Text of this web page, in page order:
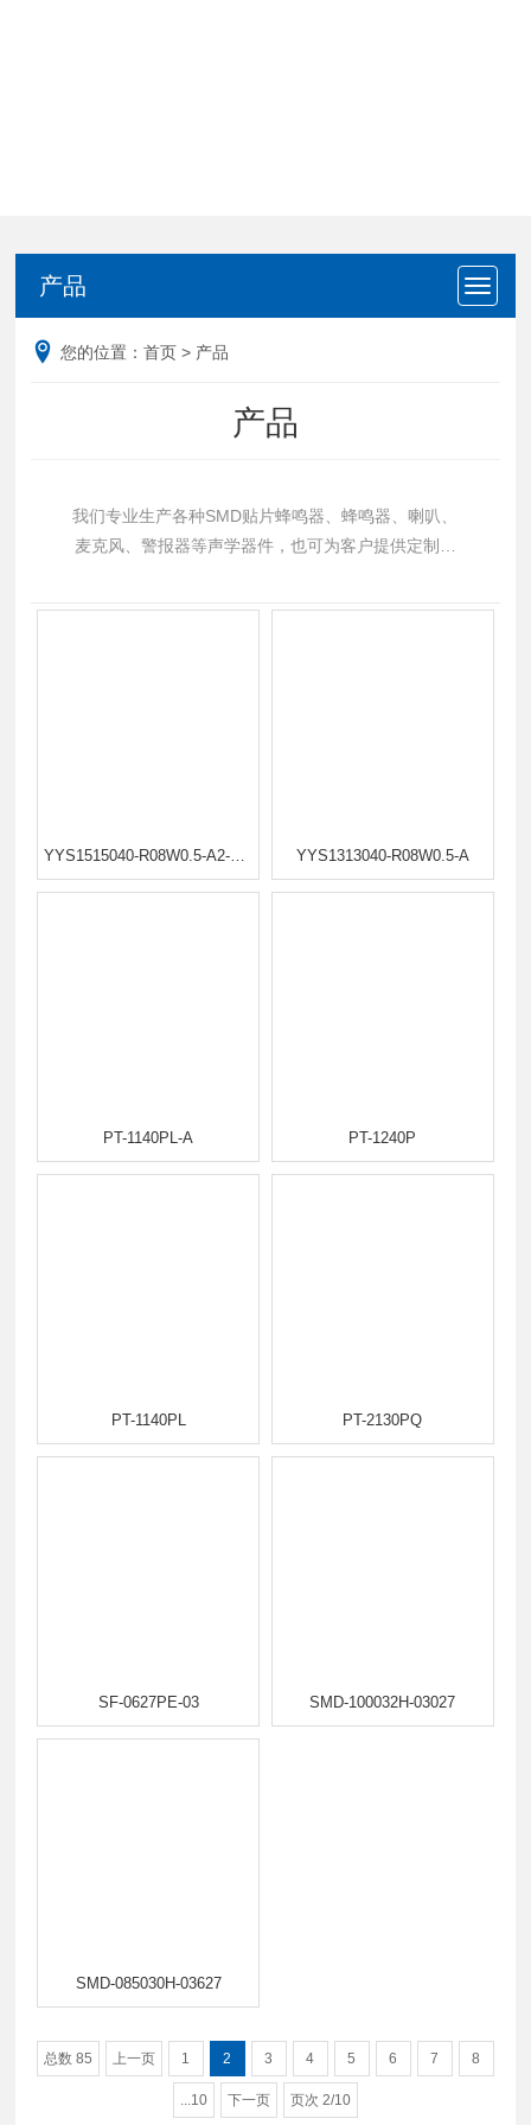
产品
您的位置：首页 > 产品
产品
我们专业生产各种SMD贴片蜂鸣器、蜂鸣器、喇叭、
麦克风、警报器等声学器件，也可为客户提供定制化
YYS1313040-R08W0.5-A
PT-1140PL-A PT-1240P
PT-1140PL PT-2130PQ
SF-0627PE-03 SMD-100032H-03027
SMD-085030H-03627
总数 85 上一页 1 2 3 4 5 6 7 8
...10 下一页 页次 2/10